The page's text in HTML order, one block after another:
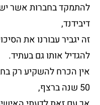
להתמקד בחברות אשר
דיבידנד,
זה יגביר עבורנו את
להגדיל אותו גם בעתיד.
אין הכרח להשקיע רק
50 שנה ברצף,